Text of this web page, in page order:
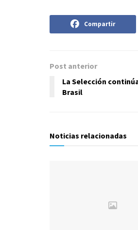
Compartir
Post anterior
La Selección
Brasil
Noticias relacionadas